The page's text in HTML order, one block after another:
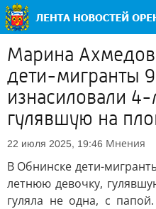
Марина
дети-мигранты 9
изнасиловали
гулявшую на
22 июля 2025, 19:46 Мнения
В Обнинске дети-
летнюю девочку,
гуляла не одна, с